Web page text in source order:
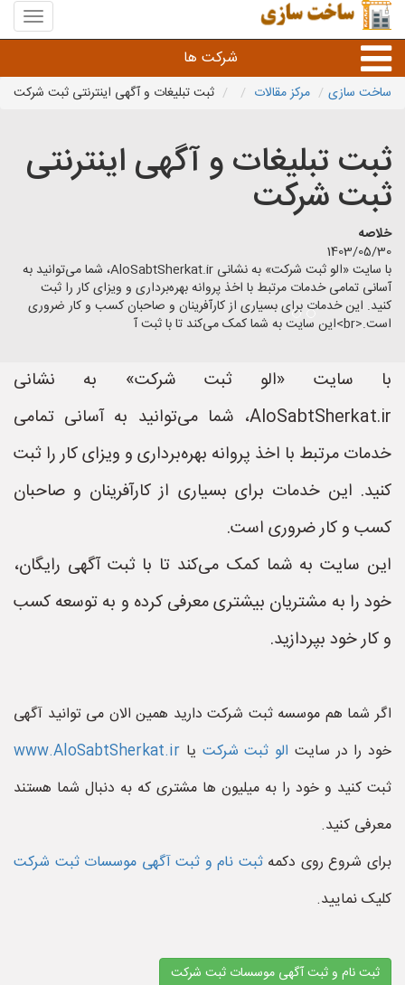
منوی
سایت
سازی
شرکت ها
خدمات عمرانی و شهری
ساخت سازی مرکز مقالات ثبت تبلیغات و آگهی اینترنتی ثبت شرکت
ثبت تبلیغات و آگهی اینترنتی
ثبت شرکت
خلاصه
1403/05/30
با سایت «الو ثبت شرکت» به نشانی AloSabtSherkat.ir، شما می‌توانید به
آسانی تمامی خدمات مرتبط با اخذ پروانه بهره‌برداری و ویزای کار را ثبت
کنید. این خدمات برای بسیاری از کارآفرینان و صاحبان کسب و کار ضروری
است.<br>این سایت به شما کمک می‌کند تا با ثبت آ
با سایت «الو ثبت شرکت» به نشانی
AloSabtSherkat.ir، شما می‌توانید به آسانی تمامی
خدمات مرتبط با اخذ پروانه بهره‌برداری و ویزای کار را ثبت
کنید. این خدمات برای بسیاری از کارآفرینان و صاحبان
کسب و کار ضروری است.
این سایت به شما کمک می‌کند تا با ثبت آگهی رایگان،
خود را به مشتریان بیشتری معرفی کرده و به توسعه کسب
و کار خود بپردازید.
اگر شما هم موسسه ثبت شرکت دارید همین الان می توانید آگهی
خود را در سایت الو ثبت شرکت یا www.AloSabtSherkat.ir
ثبت کنید و خود را به میلیون ها مشتری که به دنبال شما هستند
معرفی کنید.
برای شروع روی دکمهثبت نام و ثبت آگهی موسسات ثبت شرکت
کلیک نمایید.
ثبت نام و ثبت آگهی موسسات ثبت شرکت